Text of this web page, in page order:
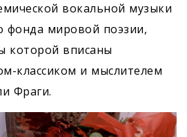
вокальной музыки
фонда мировой поэзии,
которой вписаны
классиком и мыслителем
Фраги.